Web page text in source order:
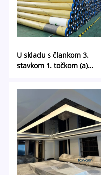
U skladu s člankom 3.
stavkom 1. točkom (a)
kategorije "PVC" za
proizvodnju proizvoda iz
kategorije "PVC" ili "PVC"
za proizvodnju proizvoda
iz kategorije "PVC" za
proizvodnju proizvoda iz
kategorije "PVC" za
proizvodnju proizvoda iz